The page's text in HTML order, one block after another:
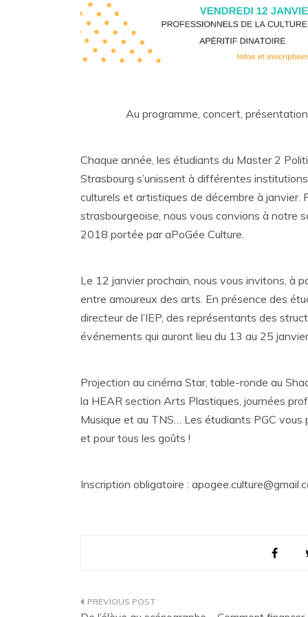
Au programme, concert,
Chaque année, les étudiants du Master 2
Strasbourg s’unissent à différentes
culturels et artistiques de décembre à janvier.
strasbourgeoise, nous vous convions à notre
2018 portée par aPoGée Culture.
Le 12 janvier prochain, nous vous invitons, à
entre amoureux des arts. En présence des
directeur de l’IEP, des représentants des
événements qui auront lieu du 13 au 25
Projection au cinéma Star, table-ronde au
la HEAR section Arts Plastiques, journées
Musique et au TNS… Les étudiants PGC
et pour tous les goûts !
Inscription obligatoire :
Navigation